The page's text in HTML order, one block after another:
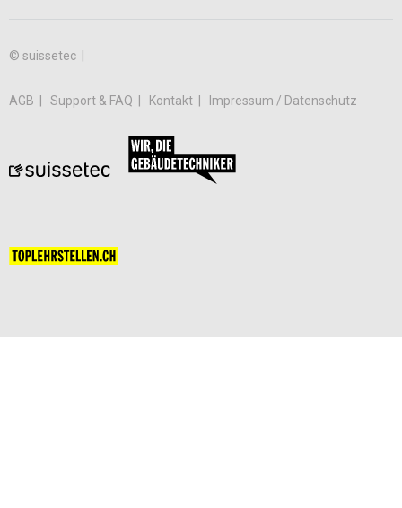
© suissetec |
AGB Support & FAQ Kontakt Impressum / Datenschutz